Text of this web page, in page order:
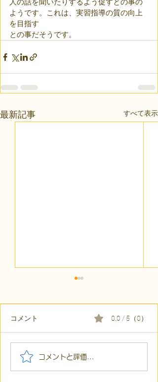
人の話を聞いたりするよう促すとの事の
ようです。これは、実習指導の質の向上
を目指す
との事だそうです。
最新記事 すべて表示
【代表ブログ】毎月40箇
所へ手渡し！4年続く「で
コメント 0.0 / 5（0）
コメントと評価...